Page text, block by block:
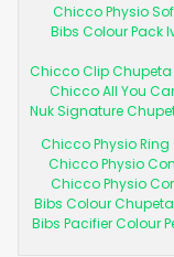
Chicco Physio
Bibs Colour Pack
Chicco Clip Chupeta
Chicco All You
Nuk Signature
Chicco Physio
Chicco Physio
Chicco Physio
Bibs Colour
Bibs Pacifier Colour